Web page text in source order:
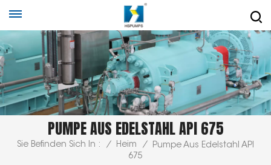
PUMPE AUS EDELSTAHL API 675
Sie Befinden Sich In : / Heim /
Pumpe Aus Edelstahl API
675